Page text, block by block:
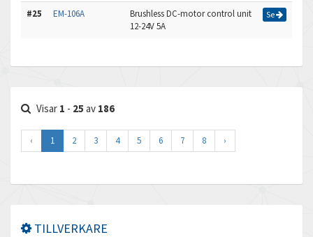
#25 EM-106A
Brushless DC-motor control unit
12-24V 5A
Se
Visar 1 - 25 av 186
‹ 1 2 3 4 5 6 7 8 ›
TILLVERKARE